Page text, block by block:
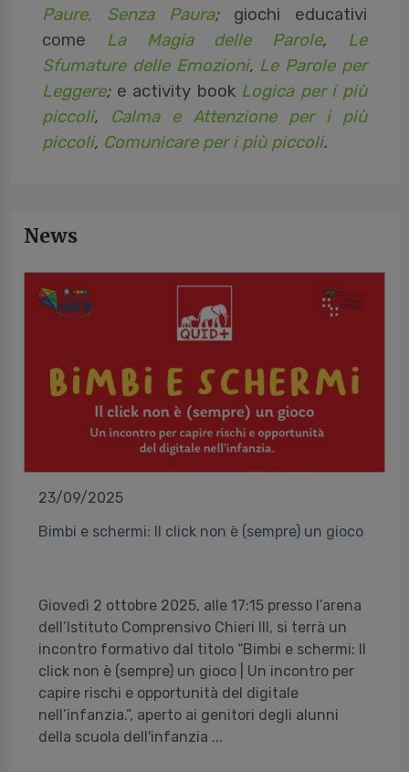
Paure, Senza Paura; giochi educativi
come
La Magia delle Parole, Le
Sfumature delle Emozioni, Le Parole per
Leggere; e activity book Logica per i più
piccoli, Calma e Attenzione per i più
piccoli, Comunicare per i più piccoli.
News
23/09/2025
Bimbi e schermi: Il click non è (sempre) un gioco
Giovedì 2 ottobre 2025, alle 17:15 presso l’arena
dell’Istituto Comprensivo Chieri III, si terrà un
incontro formativo dal titolo “Bimbi e schermi: Il
click non è (sempre) un gioco | Un incontro per
capire rischi e opportunità del digitale
nell’infanzia.”, aperto ai genitori degli alunni
della scuola dell'infanzia ...